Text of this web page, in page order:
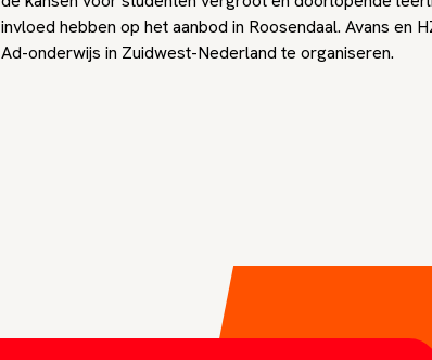
invloed hebben op het aanbod in Roosendaal. Avans en
Ad-onderwijs in Zuidwest-Nederland te organiseren.